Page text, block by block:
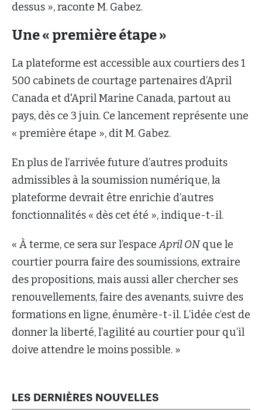
dessus », raconte M. Gabez.
Une « première étape »
La plateforme est accessible aux courtiers des 1
500 cabinets de courtage partenaires d’April
Canada et d'April Marine Canada, partout au
pays, dès ce 3 juin. Ce lancement représente une
« première étape », dit M. Gabez.
En plus de l’arrivée future d’autres produits
admissibles à la soumission numérique, la
plateforme devrait être enrichie d’autres
fonctionnalités « dès cet été », indique-t-il.
« À terme, ce sera sur l’espaceApril ONque le
courtier pourra faire des soumissions, extraire
des propositions, mais aussi aller chercher ses
renouvellements, faire des avenants, suivre des
formations en ligne, énumère-t-il. L’idée c’est de
donner la liberté, l’agilité au courtier pour qu’il
doive attendre le moins possible. »
LES DERNIÈRES NOUVELLES